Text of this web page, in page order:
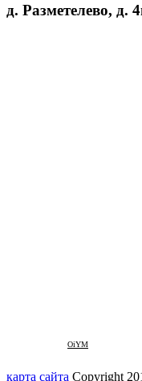
д. Разметелево, д.
OiYM
карта сайта Copyright